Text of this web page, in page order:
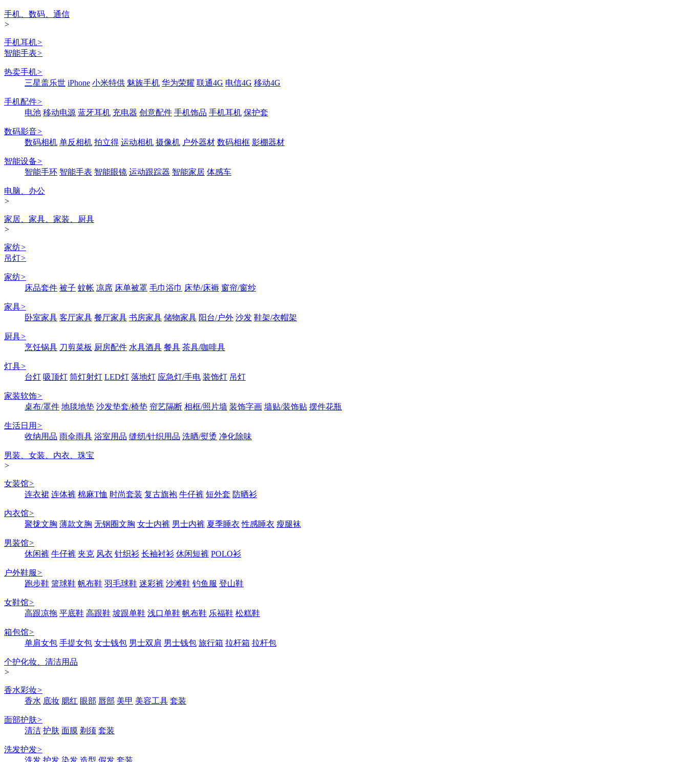
手机、数码、通信
>
手机耳机>
智能手表>
热卖手机>
三星盖乐世 iPhone 小米特供 魅族手机 华为荣耀 联通4G 电信4G 移动4G
手机配件>
电池 移动电源 蓝牙耳机 充电器 创意配件 手机饰品 手机耳机 保护套
数码影音>
数码相机 单反相机 拍立得 运动相机 摄像机 户外器材 数码相框 影棚器材
智能设备>
智能手环 智能手表 智能眼镜 运动跟踪器 智能家居 体感车
电脑、办公
>
家居、家具、家装、厨具
>
家纺>
吊灯>
家纺>
床品套件 被子 蚊帐 凉席 床单被罩 毛巾浴巾 床垫/床褥 窗帘/窗纱
家具>
卧室家具 客厅家具 餐厅家具 书房家具 储物家具 阳台/户外 沙发 鞋架/衣帽架
厨具>
烹饪锅具 刀剪菜板 厨房配件 水具酒具 餐具 茶具/咖啡具
灯具>
台灯 吸顶灯 筒灯射灯 LED灯 落地灯 应急灯/手电 装饰灯 吊灯
家装软饰>
桌布/罩件 地毯地垫 沙发垫套/椅垫 帘艺隔断 相框/照片墙 装饰字画 墙贴/装饰贴 摆件花瓶
生活日用 >
收纳用品 雨伞雨具 浴室用品 缝纫/针织用品 洗晒/熨烫 净化除味
男装、女装、内衣、珠宝
>
女装馆>
连衣裙 连体裤 棉麻T恤 时尚套装 复古旗袍 牛仔裤 短外套 防晒衫
内衣馆>
聚拢文胸 薄款文胸 无钢圈文胸 女士内裤 男士内裤 夏季睡衣 性感睡衣 瘦腿袜
男装馆>
休闲裤 牛仔裤 夹克 风衣 针织衫 长袖衬衫 休闲短裤 POLO衫
户外鞋服>
跑步鞋 篮球鞋 帆布鞋 羽毛球鞋 迷彩裤 沙滩鞋 钓鱼服 登山鞋
女鞋馆>
高跟凉拖 平底鞋 高跟鞋 坡跟单鞋 浅口单鞋 帆布鞋 乐福鞋 松糕鞋
箱包馆>
单肩女包 手提女包 女士钱包 男士双肩 男士钱包 旅行箱 拉杆箱 拉杆包
个护化妆、清洁用品
>
香水彩妆>
香水 底妆 腮红 眼部 唇部 美甲 美容工具 套装
面部护肤>
清洁 护肤 面膜 剃须 套装
洗发护发>
洗发 护发 染发 造型 假发 套装